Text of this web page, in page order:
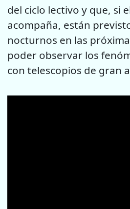
del ciclo lectivo y que, si
acompaña, están
nocturnos en las
poder observar los
con telescopios de gran